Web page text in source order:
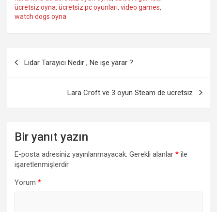
k
s
p
p
a
r
ücretsiz oyna, ücretsiz pc oyunları, video games,
watch dogs oyna
gezinmesi
Lidar Tarayıcı Nedir , Ne işe yarar ?
Lara Croft ve 3 oyun Steam de ücretsiz
Bir yanıt yazın
E-posta adresiniz yayınlanmayacak. Gerekli alanlar * ile
işaretlenmişlerdir
Yorum *